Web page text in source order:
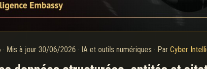
· Mis à jour 30/06/2026 · IA et outils numériques · Par Cyber